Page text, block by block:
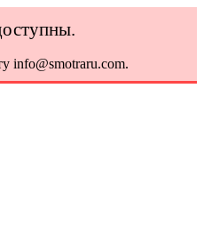
info@smotraru.com.